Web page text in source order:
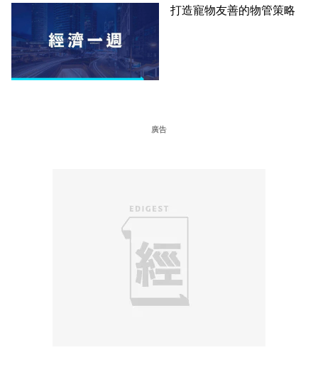
打造寵物友善的物管策略
廣告